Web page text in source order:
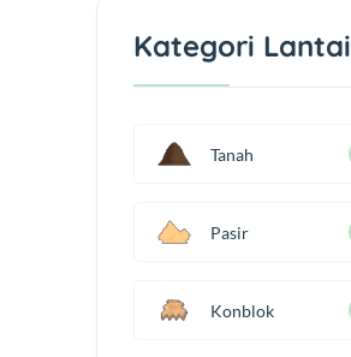
Kategori Lantai
Tanah
Pasir
Konblok